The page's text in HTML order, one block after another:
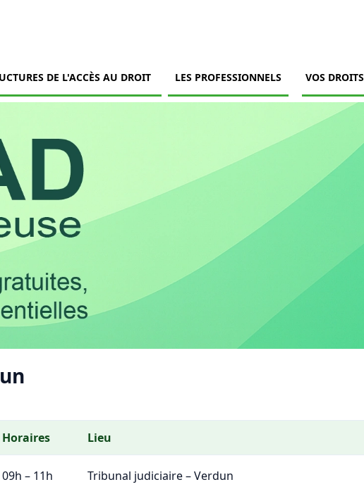
DE L'ACCÈS AU DROIT LES PROFESSIONNELS VOS DROITS
Horaires Lieu
09h – 11h Tribunal judiciaire – Verdun